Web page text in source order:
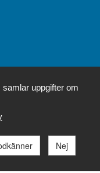
uppgifter om
Nej